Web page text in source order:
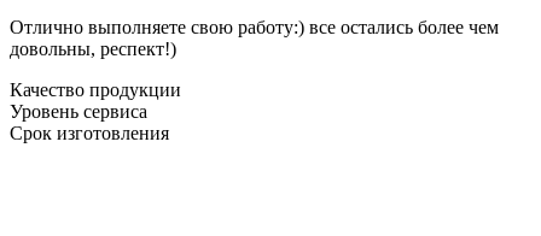
Отлично выполняете свою работу:) все остались более чем
довольны, респект!)
Качество продукции
Уровень сервиса
Срок изготовления